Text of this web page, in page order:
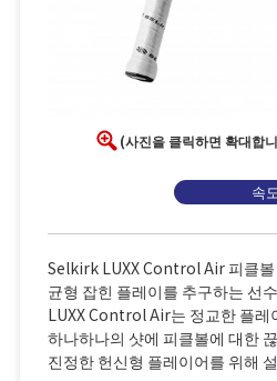
(사진을 클릭하면 확대합
속
Selkirk LUXX Control Air 피클볼
균형 잡힌 플레이를 추구하는 선
LUXX Control Air는 정교한 플레
하나하나의 샷에 피클볼에 대한
진정한 헌신형 플레이어를 위해